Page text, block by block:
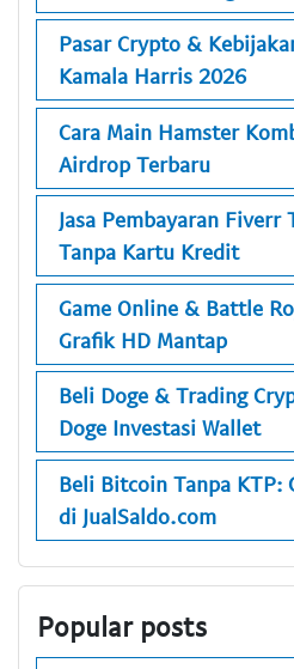
Pasar Crypto &
Kamala Harris 2026
Cara Main Hamster
Airdrop Terbaru
Jasa Pembayaran Fiverr
Tanpa Kartu Kredit
Game Online & Battle
Grafik HD Mantap
Beli Doge & Trading
Doge Investasi Wallet
Beli Bitcoin Tanpa KTP:
di JualSaldo.com
Popular posts